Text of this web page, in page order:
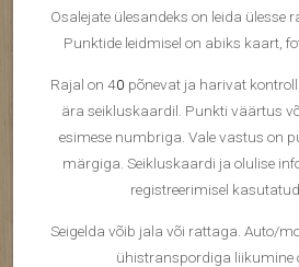
Osalejate ülesandeks on leida ülesse
Punktide leidmisel on abiks kaart,
Rajal on 40 põnevat ja harivat
ära seikluskaardil. Punkti väärtus
esimese numbriga. Vale vastus on
märgiga. Seikluskaardi ja olulise
registreerimisel
Seigelda võib jala või rattaga. Auto/
ühistranspordiga liikumine